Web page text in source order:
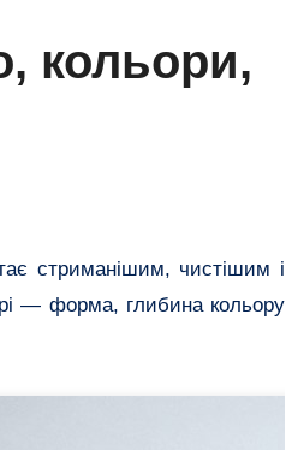
кольори,
стриманішим, чистішим і
— форма, глибина кольору